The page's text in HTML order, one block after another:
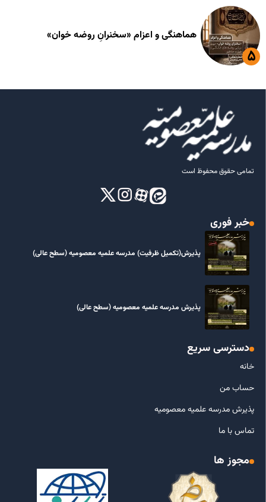
هماهنگی و اعزام «سخنرانِ روضه خوان»
تمامی حقوق محفوظ است
خبر فوری
پذیرش(تکمیل ظرفیت) مدرسه علمیه معصومیه‌ (سطح عالی)
پذیرش مدرسه علمیه معصومیه‌ (سطح عالی)
دسترسی سریع
خانه
حساب من
پذیرش مدرسه علمیه معصومیه
تماس با ما
مجوز ها